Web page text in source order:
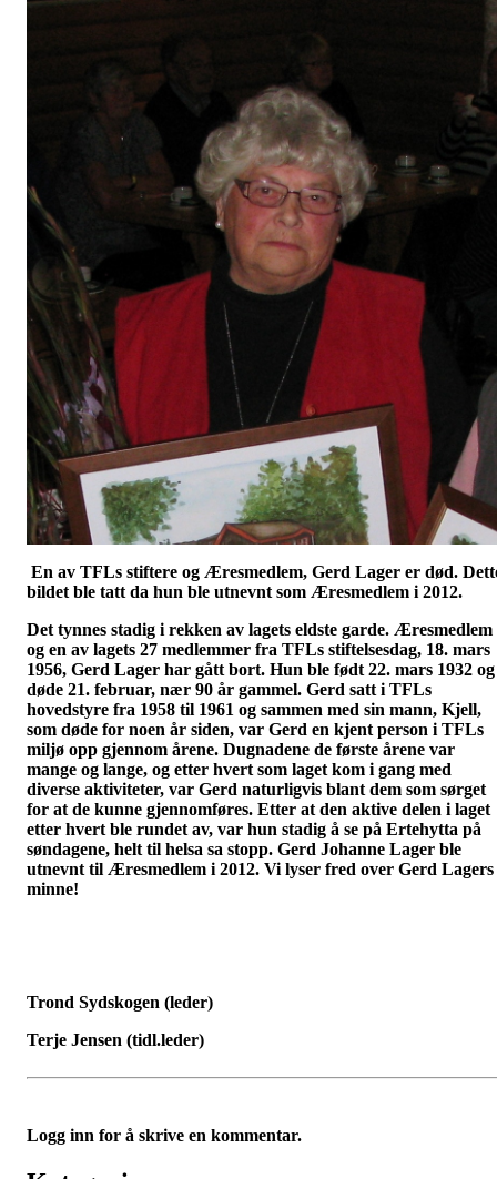
En av TFLs stiftere og Æresmedlem, Gerd Lager er død.
bildet ble tatt da hun ble utnevnt som Æresmedlem i 2012.
Det tynnes stadig i rekken av lagets eldste garde. Æresmedlem
og en av lagets 27 medlemmer fra TFLs stiftelsesdag, 18. mars
1956, Gerd Lager har gått bort. Hun ble født 22. mars 1932 og
døde 21. februar, nær 90 år gammel. Gerd satt i TFLs
hovedstyre fra 1958 til 1961 og sammen med sin mann, Kjell,
som døde for noen år siden, var Gerd en kjent person i TFLs
miljø opp gjennom årene. Dugnadene de første årene var
mange og lange, og etter hvert som laget kom i gang med
diverse aktiviteter, var Gerd naturligvis blant dem som sørget
for at de kunne gjennomføres. Etter at den aktive delen i laget
etter hvert ble rundet av, var hun stadig å se på Ertehytta på
søndagene, helt til helsa sa stopp. Gerd Johanne Lager ble
utnevnt til Æresmedlem i 2012. Vi lyser fred over Gerd Lagers
minne!
Trond Sydskogen (leder)
Terje Jensen (tidl.leder)
Logg inn for å skrive en kommentar.